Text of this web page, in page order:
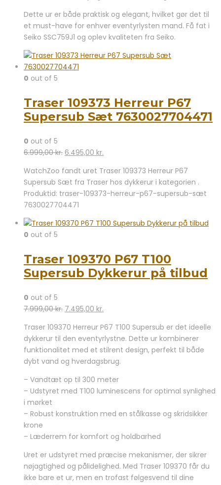
Dette ur er både praktisk og elegant, hvilket gør det til
et must-have for enhver eventyrlysten mand. Få fat i
Seiko SSC759J1 og oplev kvaliteten fra Seiko.
0 out of 5
Traser 109373 Herreur P67
Supersub Sæt 7630027704471
0 out of 5
6.999,00kr. Den
pris
var:
6.999,00 kr..
6.495,00 kr.
pris
er:
6.495,00 kr..
WatchZoo fandt uret Traser 109373 Herreur P67
Supersub Sæt fra Traser hos dykkerur i kategorien .
Produktid: traser-109373-herreur-p67-supersub-sæt
7630027704471
0 out of 5
Traser 109370 P67 T100
Supersub Dykkerur på tilbud
0 out of 5
7.999,00kr. Den
pris
var:
7.999,00 kr..
7.495,00 kr.
pris
er:
7.495,00 kr..
Traser 109370 Herreur P67 T100 Supersub er det ideelle
dykkerur til den eventyrlystne. Dette ur kombinerer
funktionalitet med et stilrent design, perfekt til både
dybt vand og hverdagsbrug.
– Vandtæt op til 300 meter
– Udstyret med T100 luminescens for optimal synlighed
i mørket
– Robust konstruktion med en stålkasse og skridsikker
krone
– Læderrem for komfort og holdbarhed
Uret er udstyret med præcise mekanismer, der sikrer
nøjagtighed og pålidelighed. Med Traser 109370 får du
ikke bare et ur, men en trofast følgesvend til dine